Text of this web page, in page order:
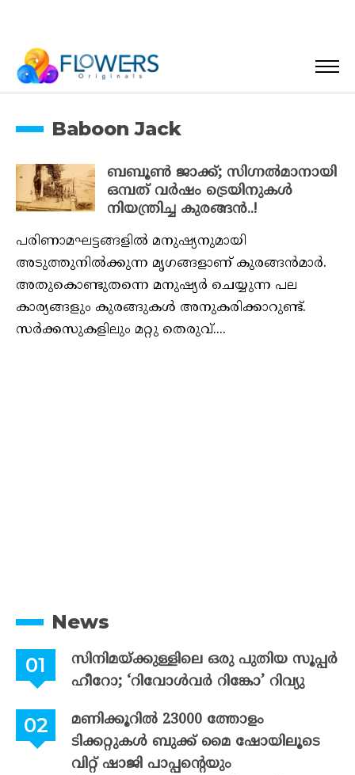
Baboon Jack
ബബൂൺ ജാക്ക്; സിഗ്നൽമാനായി
ഒമ്പത് വർഷം ട്രെയിനുകൾ
നിയന്ത്രിച്ച കുരങ്ങൻ..!
പരിണാമഘട്ടങ്ങളിൽ മനുഷ്യനുമായി
അടുത്തുനിൽക്കുന്ന മൃ​ഗങ്ങളാണ് കുരങ്ങൻമാർ.‌
അതുകൊണ്ടുതന്നെ മനുഷ്യർ ചെയ്യുന്ന പല
കാര്യങ്ങളും കുരങ്ങുകൾ അനുകരിക്കാറുണ്ട്.
സർക്കസുകളിലും മറ്റു തെരുവ്....
News
സിനിമയ്ക്കുള്ളിലെ ഒരു പുതിയ സൂപ്പർ
ഹീറോ; ‘റിവോൾവർ റിങ്കോ’ റിവ്യു
മണിക്കൂറിൽ 23000 ത്തോളം
ടിക്കറ്റുകൾ ബുക്ക് മൈ ഷോയിലൂടെ
വിറ്റ് ഷാജി പാപ്പന്റെയും